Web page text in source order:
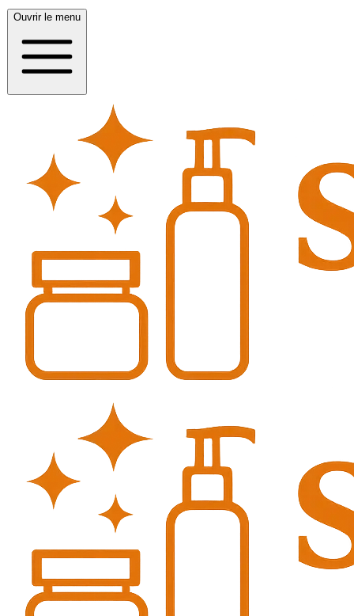
Ouvrir le menu